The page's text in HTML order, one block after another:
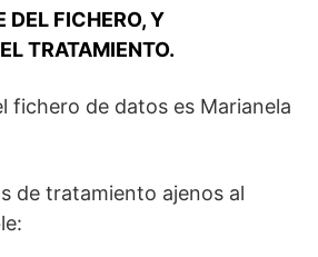
DEL FICHERO, Y
TRATAMIENTO.
fichero de datos es Marianela
de tratamiento ajenos al